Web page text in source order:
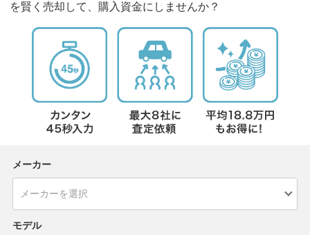
を賢く売却して、購入資金にしませんか？
メーカー
モデル